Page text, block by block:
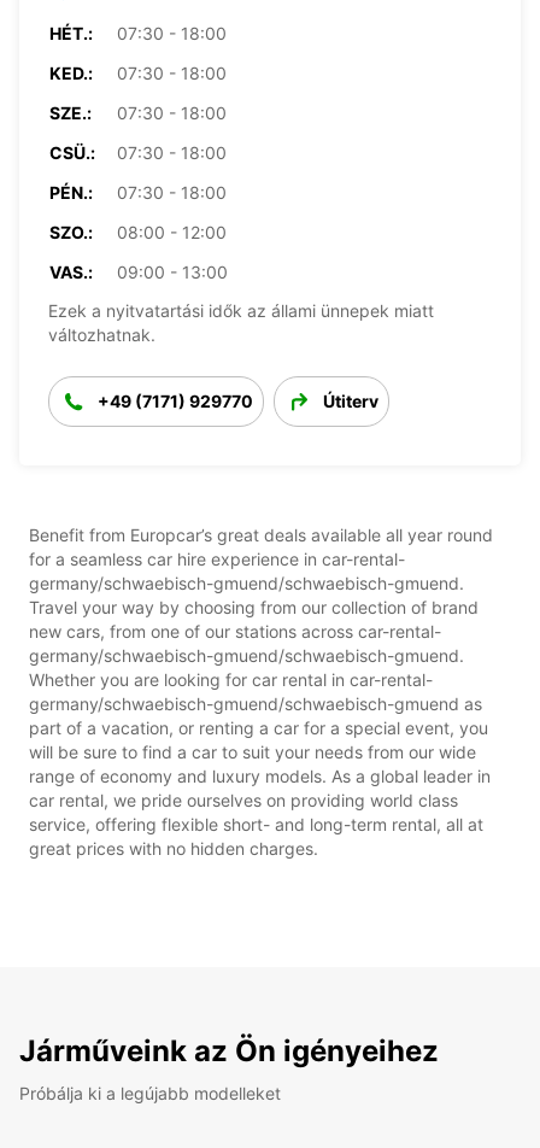
HÉT.:
07:30 - 18:00
KED.:
07:30 - 18:00
SZE.:
07:30 - 18:00
CSÜ.:
07:30 - 18:00
PÉN.:
07:30 - 18:00
SZO.:
08:00 - 12:00
VAS.:
09:00 - 13:00
Ezek a nyitvatartási idők az állami ünnepek miatt
változhatnak.
+49 (7171) 929770 Útiterv
Benefit from Europcar’s great deals available all year round
for a seamless car hire experience in car-rental-
germany/schwaebisch-gmuend/schwaebisch-gmuend.
Travel your way by choosing from our collection of brand
new cars, from one of our stations across car-rental-
germany/schwaebisch-gmuend/schwaebisch-gmuend.
Whether you are looking for car rental in car-rental-
germany/schwaebisch-gmuend/schwaebisch-gmuend as
part of a vacation, or renting a car for a special event, you
will be sure to find a car to suit your needs from our wide
range of economy and luxury models. As a global leader in
car rental, we pride ourselves on providing world class
service, offering flexible short- and long-term rental, all at
great prices with no hidden charges.
Járműveink az Ön igényeihez
Próbálja ki a legújabb modelleket